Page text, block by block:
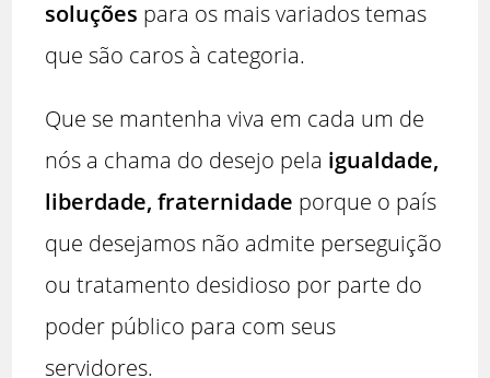
soluções para os mais variados temas
que são caros à categoria.
Que se mantenha viva em cada um de
nós a chama do desejo pela igualdade,
liberdade, fraternidade porque o país
que desejamos não admite perseguição
ou tratamento desidioso por parte do
poder público para com seus
servidores.